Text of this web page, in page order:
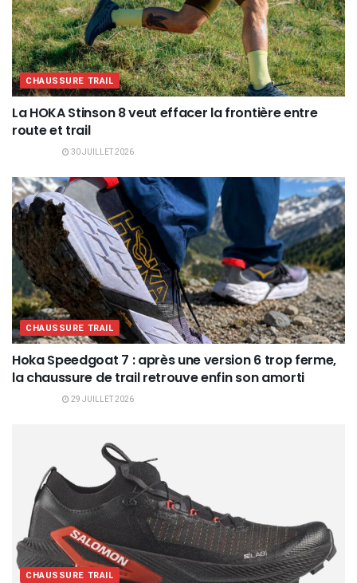
CHAUSSURE TRAIL
La HOKA Stinson 8 veut effacer la frontière entre
route et trail
30 JUILLET 2026
CHAUSSURE TRAIL
Hoka Speedgoat 7 : après une version 6 trop ferme,
la chaussure de trail retrouve enfin son amorti
29 JUILLET 2026
CHAUSSURE TRAIL